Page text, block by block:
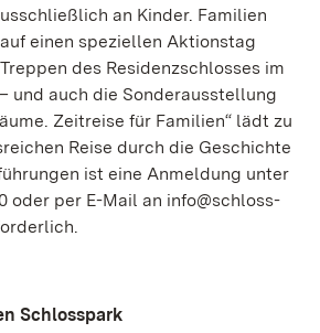
an Kinder. Familien
einen speziellen Aktionstag
des Residenzschlosses im
und auch die Sonderausstellung
Zeitreise für Familien“ lädt zu
Reise durch die Geschichte
ist eine Anmeldung unter
oder per E-Mail an info@schloss-
Schlosspark